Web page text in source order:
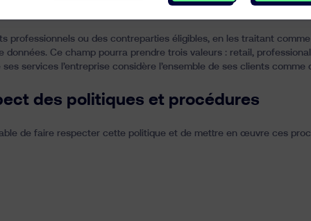
professionnels ou des contreparties éligibles, en les traitant
données. Ce champ pourra prendre trois valeurs : retail , professional
services l’entreprise considère l’ensemble de ses clients comme
des politiques et procédures
de faire respecter cette politique et de mettre en œuvre ces